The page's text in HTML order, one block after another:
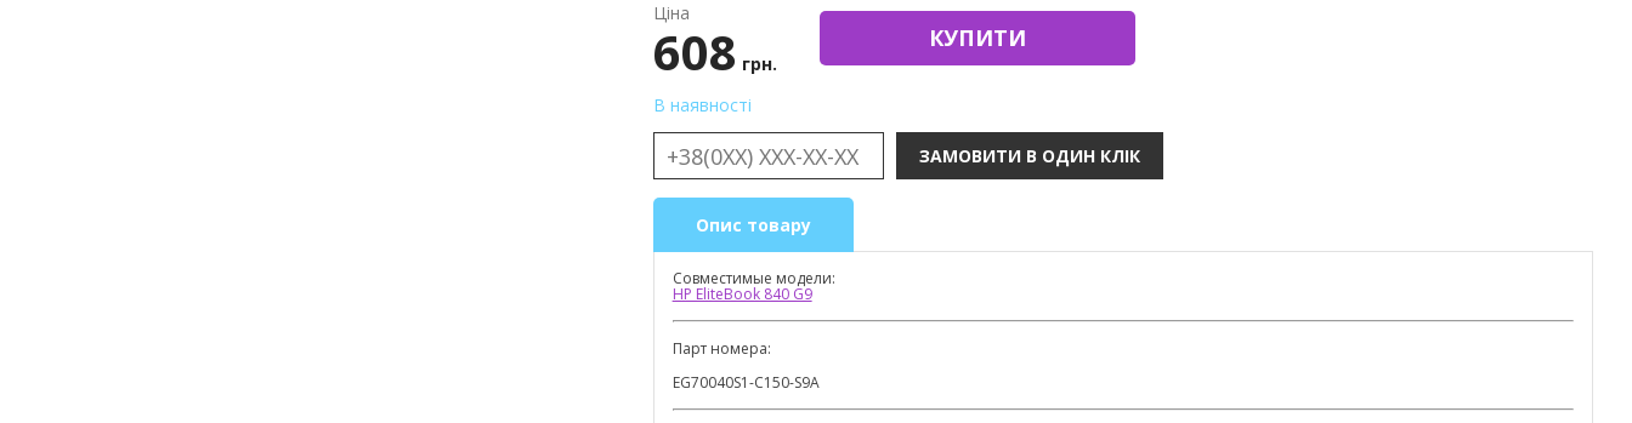
Ціна
608 грн.
В наявності
КУПИТИ
Опис товару
Совместимые модели:
HP EliteBook 840 G9
Парт номера:
EG70040S1-C150-S9A